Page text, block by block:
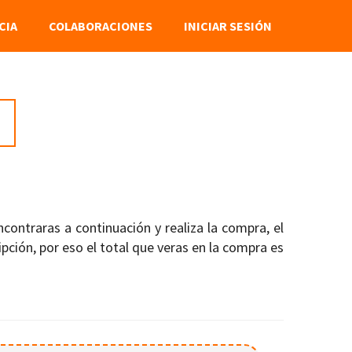
COLABORACIONES INICIAR SESIÓN
a continuación y realiza la compra, el
por eso el total que veras en la compra es